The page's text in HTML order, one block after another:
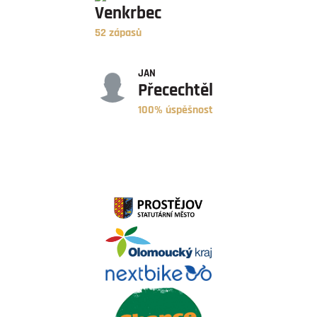
Venkrbec
52 zápasů
JAN
Přecechtěl
100% úspěšnost